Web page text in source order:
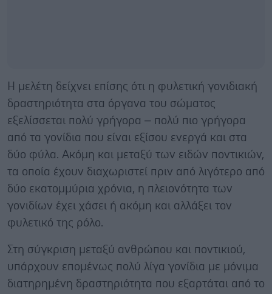
Η μελέτη δείχνει επίσης ότι η φυλετική γονιδιακή
δραστηριότητα στα όργανα του σώματος
εξελίσσεται πολύ γρήγορα – πολύ πιο γρήγορα
από τα γονίδια που είναι εξίσου ενεργά και στα
δύο φύλα. Ακόμη και μεταξύ των ειδών ποντικιών,
τα οποία έχουν διαχωριστεί πριν από λιγότερο από
δύο εκατομμύρια χρόνια, η πλειονότητα των
γονιδίων έχει χάσει ή ακόμη και αλλάξει τον
φυλετικό της ρόλο.
Στη σύγκριση μεταξύ ανθρώπου και ποντικιού,
υπάρχουν επομένως πολύ λίγα γονίδια με μόνιμα
διατηρημένη δραστηριότητα που εξαρτάται από το